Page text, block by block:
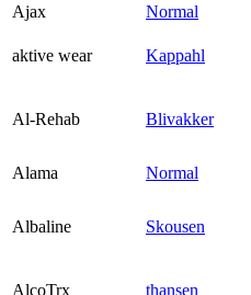
Ajax
Normal
aktive wear Kappahl
Al-Rehab Blivakker
Alama
Normal
Albaline Skousen
AlcoTrx thansen